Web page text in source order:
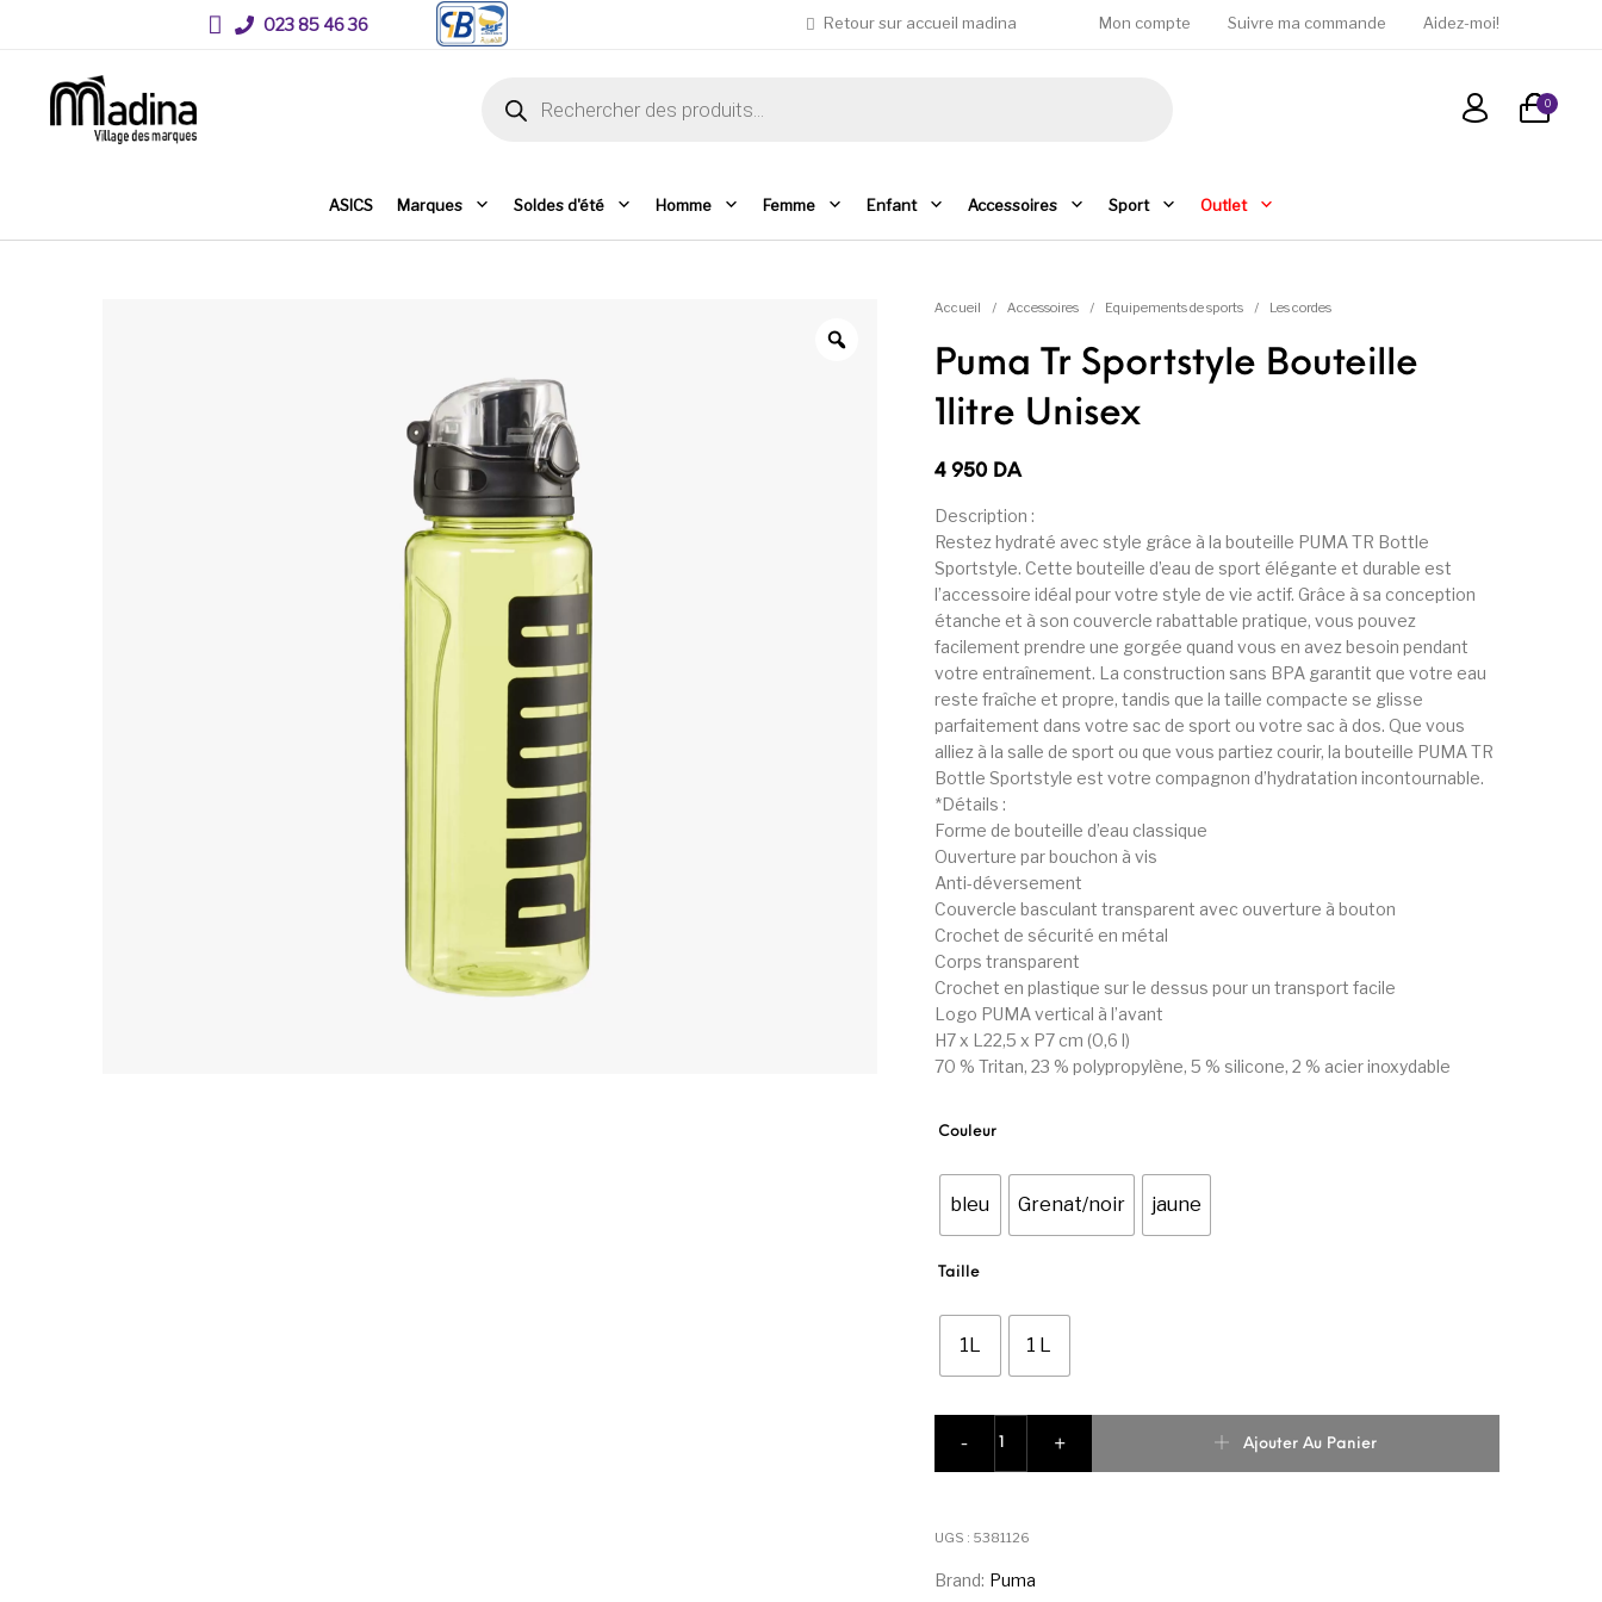
023 85 46 36 Retour sur accueil madina Mon compte Suivre ma commande Aidez-moi!
0
ASICS Marques Soldes d'été Homme Femme Enfant Accessoires Sport Outlet
Accueil / Accessoires / Equipements de sports / Les cordes
Puma Tr Sportstyle Bouteille
1litre Unisex
4 950 DA
Description :
Restez hydraté avec style grâce à la bouteille PUMA TR Bottle
Sportstyle. Cette bouteille d’eau de sport élégante et durable est
l’accessoire idéal pour votre style de vie actif. Grâce à sa conception
étanche et à son couvercle rabattable pratique, vous pouvez
facilement prendre une gorgée quand vous en avez besoin pendant
votre entraînement. La construction sans BPA garantit que votre eau
reste fraîche et propre, tandis que la taille compacte se glisse
parfaitement dans votre sac de sport ou votre sac à dos. Que vous
alliez à la salle de sport ou que vous partiez courir, la bouteille PUMA TR
Bottle Sportstyle est votre compagnon d’hydratation incontournable.
*Détails :
Forme de bouteille d’eau classique
Ouverture par bouchon à vis
Anti-déversement
Couvercle basculant transparent avec ouverture à bouton
Crochet de sécurité en métal
Corps transparent
Crochet en plastique sur le dessus pour un transport facile
Logo PUMA vertical à l’avant
H7 x L22,5 x P7 cm (0,6 l)
70 % Tritan, 23 % polypropylène, 5 % silicone, 2 % acier inoxydable
Couleur
bleu Grenat/noir jaune
Taille
1L 1 L
-
+
Ajouter Au Panier
UGS : 5381126
Brand: Puma